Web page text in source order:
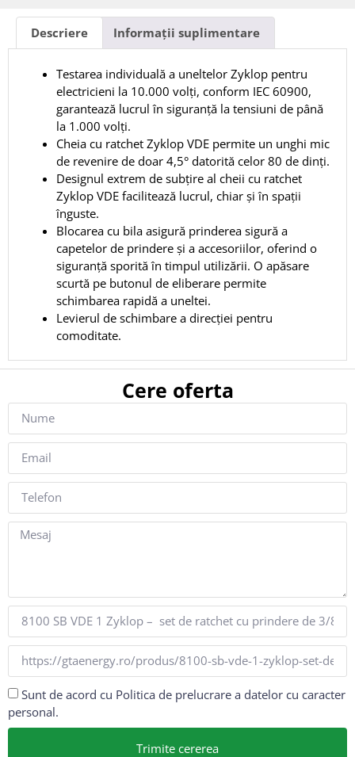
Descriere Informații suplimentare
Testarea individuală a uneltelor Zyklop pentru
electricieni la 10.000 volți, conform IEC 60900,
garantează lucrul în siguranță la tensiuni de până
la 1.000 volți.
Cheia cu ratchet Zyklop VDE permite un unghi mic
de revenire de doar 4,5° datorită celor 80 de dinți.
Designul extrem de subțire al cheii cu ratchet
Zyklop VDE facilitează lucrul, chiar și în spații
înguste.
Blocarea cu bila asigură prinderea sigură a
capetelor de prindere și a accesoriilor, oferind o
siguranță sporită în timpul utilizării. O apăsare
scurtă pe butonul de eliberare permite
schimbarea rapidă a uneltei.
Levierul de schimbare a direcției pentru
comoditate.
Cere oferta
Sunt de acord cu Politica de prelucrare a datelor cu caracter
personal.
Trimite cererea